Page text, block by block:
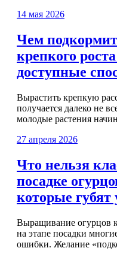
14 мая 2026
Чем
крепкого
доступные
Вырастить крепкую
получается далеко не
молодые растения
27 апреля 2026
Что нельзя
посадке
которые губят
Выращивание огурцов
на этапе посадки
ошибки. Желание